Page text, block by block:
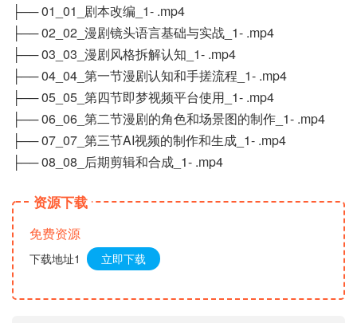
├── 01_01_剧本改编_1- .mp4
├── 02_02_漫剧镜头语言基础与实战_1- .mp4
├── 03_03_漫剧风格拆解认知_1- .mp4
├── 04_04_第一节漫剧认知和手搓流程_1- .mp4
├── 05_05_第四节即梦视频平台使用_1- .mp4
├── 06_06_第二节漫剧的角色和场景图的制作_1- .mp4
├── 07_07_第三节AI视频的制作和生成_1- .mp4
├── 08_08_后期剪辑和合成_1- .mp4
资源下载
免费资源
下载地址1 立即下载